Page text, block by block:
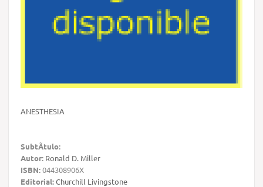
ANESTHESIA
SubtÃ­tulo:
Autor: Ronald D. Miller
ISBN:044308906X
Editorial:Churchill Livingstone